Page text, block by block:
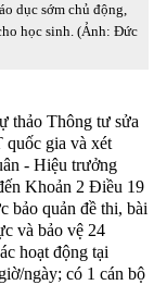
dục sớm chủ động,
học sinh. (Ảnh: Đức
thảo Thông tư sửa
quốc gia và xét
- Hiệu trưởng
Khoản 2 Điều 19
bảo quản đề thi, bài
và bảo vệ 24
hoạt động tại
ngày; có 1 cán bộ